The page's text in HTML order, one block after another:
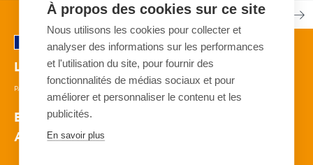
Les Ménuires | FRANKREICH
PARAVALANCHE - GAZEX - DAISYBELL
Ergänzende Lösung zu den vorbeugenden
Auslösesystemen
À propos des cookies sur ce site
Nous utilisons les cookies pour collecter et
analyser des informations sur les performances
et l'utilisation du site, pour fournir des
fonctionnalités de médias sociaux et pour
améliorer et personnaliser le contenu et les
publicités.
En savoir plus